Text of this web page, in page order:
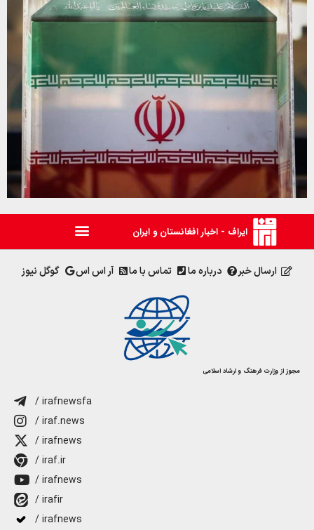
ایراف - اخبار افغانستان و ایران
ارسال خبر درباره ما تماس با ما آر اس اس گوگل نیوز
مجوز از وزارت فرهنگ و ارشاد اسلامی
/ irafnewsfa
/ iraf.news
/ irafnews
/ iraf.ir
/ irafnews
/ irafir
/ irafnews